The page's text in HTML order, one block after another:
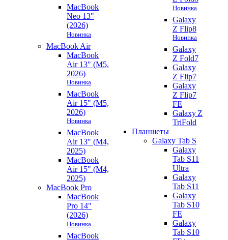
MacBook
Neo 13"
(2026)
Новинка
MacBook Air
MacBook
Air 13" (M5,
2026)
Новинка
MacBook
Air 15" (M5,
2026)
Новинка
MacBook
Air 13" (M4,
2025)
MacBook
Air 15" (M4,
2025)
MacBook Pro
MacBook
Pro 14"
(2026)
Новинка
MacBook
Новинка
Galaxy
Z Flip8
Новинка
Galaxy
Z Fold7
Galaxy
Z Flip7
Galaxy
Z Flip7
FE
Galaxy Z
TriFold
Планшеты
Galaxy Tab S
Galaxy
Tab S11
Ultra
Galaxy
Tab S11
Galaxy
Tab S10
FE
Galaxy
Tab S10